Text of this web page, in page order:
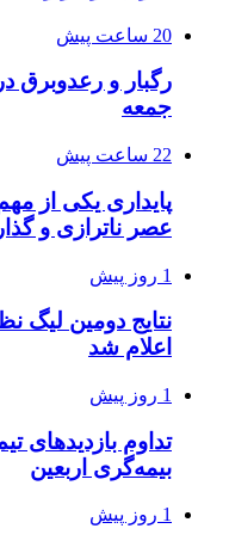
20 ساعت پیش
رگبار و رعدوبرق
جمعه
22 ساعت پیش
پایداری یکی از
عصر ناترازی و
1 روز پیش
نتایج دومین لیگ
اعلام شد
1 روز پیش
تداوم بازدیدهای
بیمه‌گری اربعین
1 روز پیش